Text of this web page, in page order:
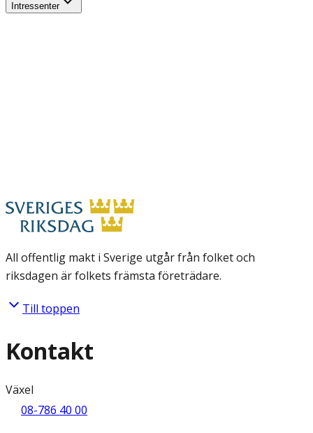
Intressenter
All offentlig makt i Sverige utgår från folket och
riksdagen är folkets främsta företrädare.
Till toppen
Kontakt
Växel
08-786 40 00